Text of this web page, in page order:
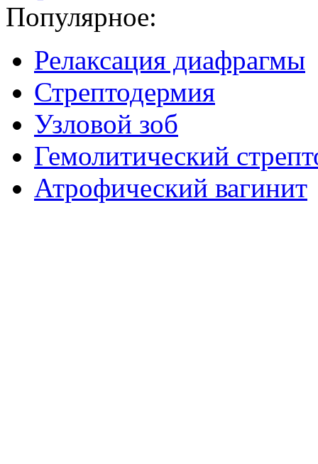
Популярное:
Релаксация диафрагмы
Стрептодермия
Узловой зоб
Гемолитический
Атрофический вагинит